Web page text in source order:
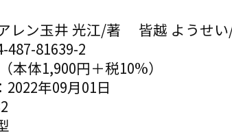
レン玉井 光江/著 皆越 ようせい
487-81639-2
本体1,900円＋税10%）
年09月01日